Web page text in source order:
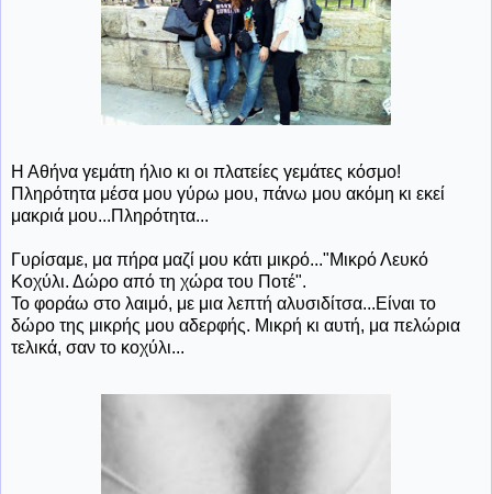
Η Αθήνα γεμάτη ήλιο κι οι πλατείες γεμάτες κόσμο!
Πληρότητα μέσα μου γύρω μου, πάνω μου ακόμη κι εκεί
μακριά μου...Πληρότητα...
Γυρίσαμε, μα πήρα μαζί μου κάτι μικρό..."Μικρό Λευκό
Κοχύλι. Δώρο από τη χώρα του Ποτέ".
Το φοράω στο λαιμό, με μια λεπτή αλυσιδίτσα...Είναι το
δώρο της μικρής μου αδερφής. Μικρή κι αυτή, μα πελώρια
τελικά, σαν το κοχύλι...